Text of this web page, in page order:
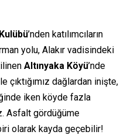
’nden katılımcıların
yolu, Alakır vadisindeki
Altınyaka Köyü’nde
çıktığımız dağlardan inişte,
iken köyde fazla
Asfalt gördüğüme
olarak kayda geçebilir!